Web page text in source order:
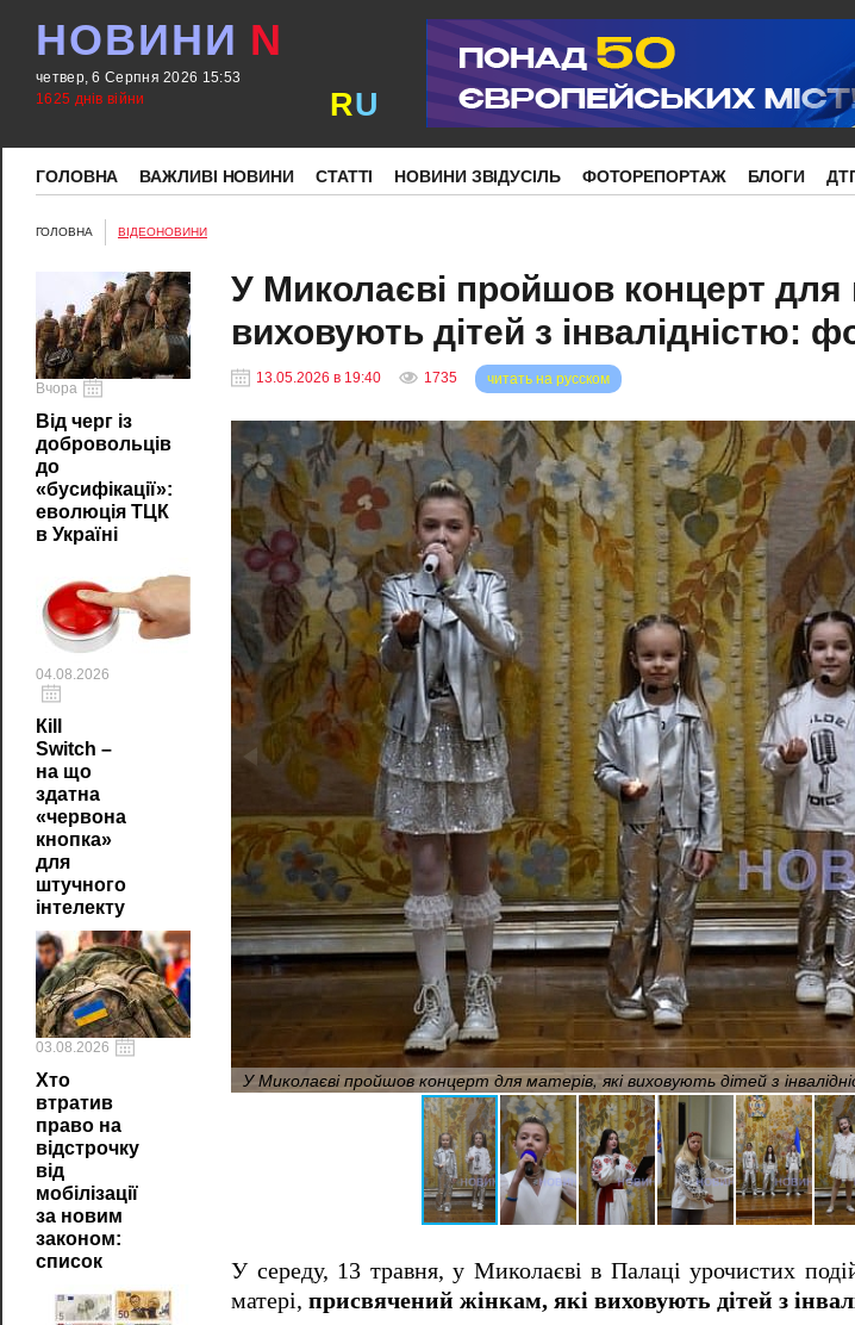
НОВИНИ N
четвер, 6 Серпня 2026 15:53
1625 днів війни
RU
ГОЛОВНА ВАЖЛИВІ НОВИНИ СТАТТІ НОВИНИ ЗВІДУСІЛЬ ФОТОРЕПОРТАЖ БЛОГИ
ГОЛОВНА ВІДЕОНОВИНИ
Вчора
Від черг із
добровольців
до
«бусифікації»:
еволюція ТЦК
в Україні
04.08.2026
Кill
Switch –
на що
здатна
«червона
кнопка»
для
штучного
інтелекту
03.08.2026
Хто
втратив
право на
відстрочку
від
мобілізації
за новим
законом:
список
У Миколаєві пройшов концерт для
виховують дітей з інвалідністю:
13.05.2026 в 19:40 1735 читать на русском
У Миколаєві пройшов концерт для матерів, які виховують дітей з
У середу, 13 травня, у Миколаєві в Палаці урочистих
матері, присвячений жінкам, які виховують дітей з